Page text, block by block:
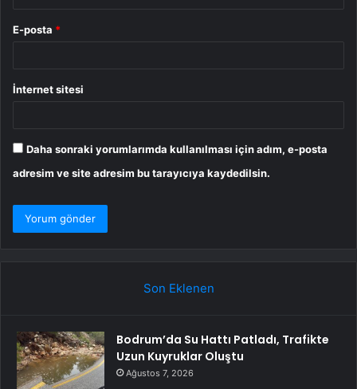
E-posta *
İnternet sitesi
Daha sonraki yorumlarımda kullanılması için adım, e-posta
adresim ve site adresim bu tarayıcıya kaydedilsin.
Son Eklenen
Bodrum’da Su Hattı Patladı, Trafikte
Uzun Kuyruklar Oluştu
Ağustos 7, 2026